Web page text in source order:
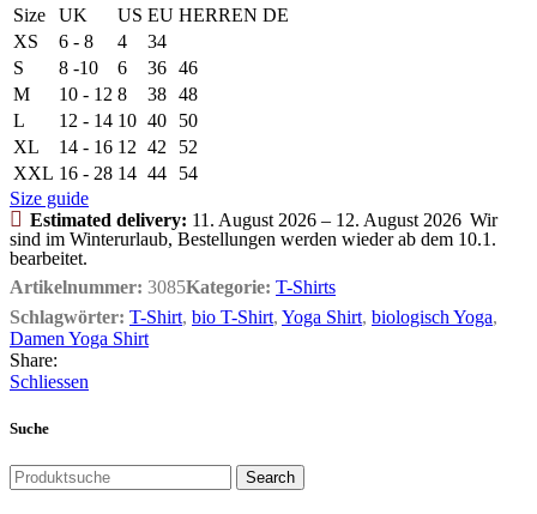
Size UK US EU HERREN DE
XS
6 - 8 4
34
S
8 -10 6 36 46
M
10 - 12 8 38 48
L
12 - 14 10 40
50
XL
14 - 16 12 42
52
XXL 16 - 28 14 44
54
Size guide
Estimated delivery: 11. August 2026 – 12. August 2026 Wir
sind im Winterurlaub, Bestellungen werden wieder ab dem 10.1.
bearbeitet.
Artikelnummer: 3085Kategorie: T-Shirts
Schlagwörter: T-Shirt, bio T-Shirt, Yoga Shirt, biologisch Yoga,
Damen Yoga Shirt
Share:
Schliessen
Suche
Search